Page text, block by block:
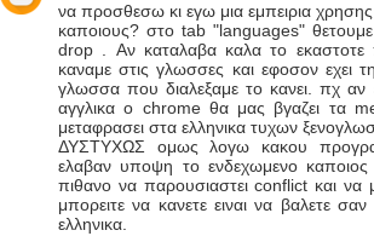
να προσθεσω κι εγω μια εμπειρια
καποιους? στο tab "languages"
drop . Αν καταλαβα καλα το εκαστοτε
καναμε στις γλωσσες και εφοσον εχει
γλωσσα που διαλεξαμε το κανει. πχ
αγγλικα o chrome θα μας βγαζει τα
μεταφρασει στα ελληνικα τυχων
ΔΥΣΤΥΧΩΣ ομως λογω κακου
ελαβαν υποψη το ενδεχωμενο
πιθανο να παρουσιαστει conflict και
μπορειτε να κανετε ειναι να βαλετε
ελληνικα.